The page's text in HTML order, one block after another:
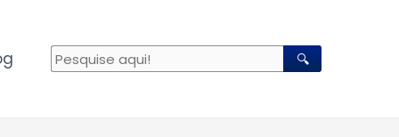
🔍